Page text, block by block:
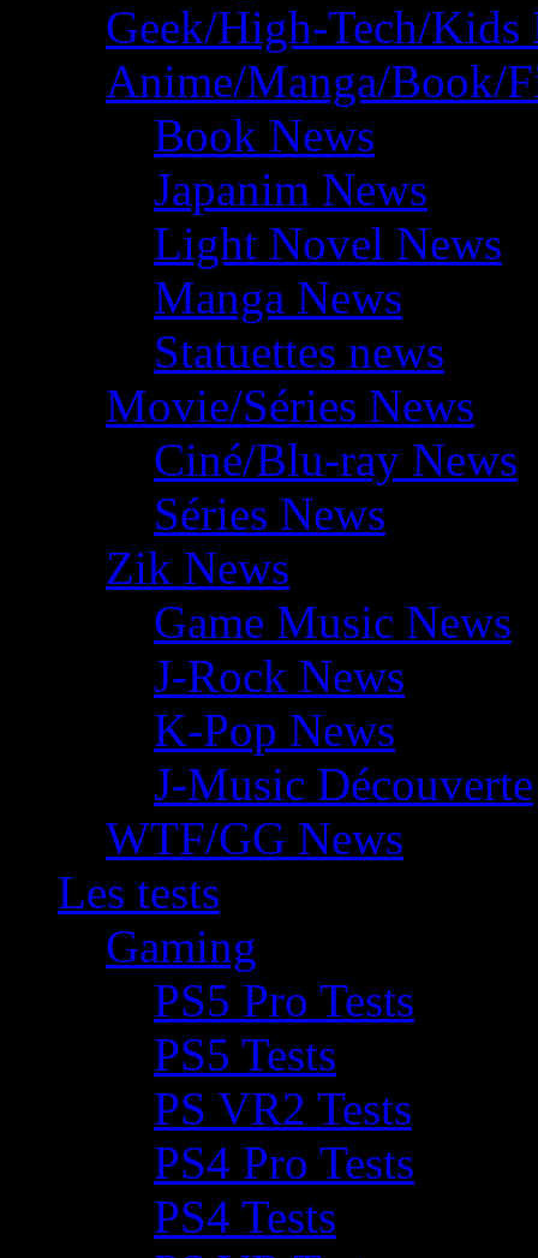
Geek/High-Tech/Kids
Anime/Manga/Book/
Book News
Japanim News
Light Novel News
Manga News
Statuettes news
Movie/Séries News
Ciné/Blu-ray News
Séries News
Zik News
Game Music News
J-Rock News
K-Pop News
J-Music Découverte
WTF/GG News
Les tests
Gaming
PS5 Pro Tests
PS5 Tests
PS VR2 Tests
PS4 Pro Tests
PS4 Tests